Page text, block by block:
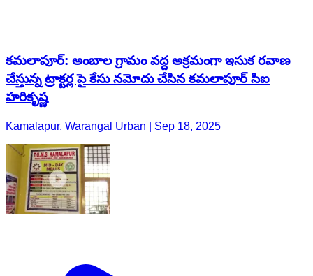
కమలాపూర్: అంబాల గ్రామం వద్ద అక్రమంగా ఇసుక రవాణ
చేస్తున్న ట్రాక్టర్ల పై కేసు నమోదు చేసిన కమలాపూర్ సిఐ
హరికృష్ణ
Kamalapur, Warangal Urban | Sep 18, 2025